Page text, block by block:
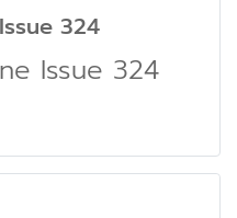
324
Issue 324